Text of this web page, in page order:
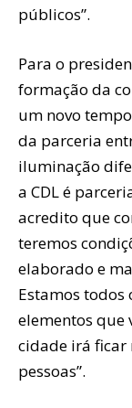
públicos”.
Para o
formação da
um novo
da parceria
iluminação
a CDL é
acredito que
teremos
elaborado e
Estamos
elementos que
cidade irá ficar
pessoas”.